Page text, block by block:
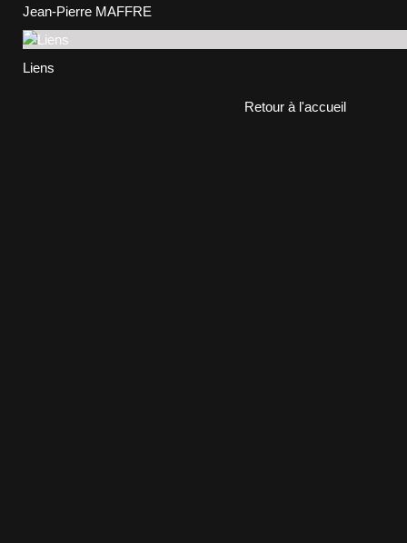
Jean-Pierre MAFFRE
Liens
Retour à l'accueil